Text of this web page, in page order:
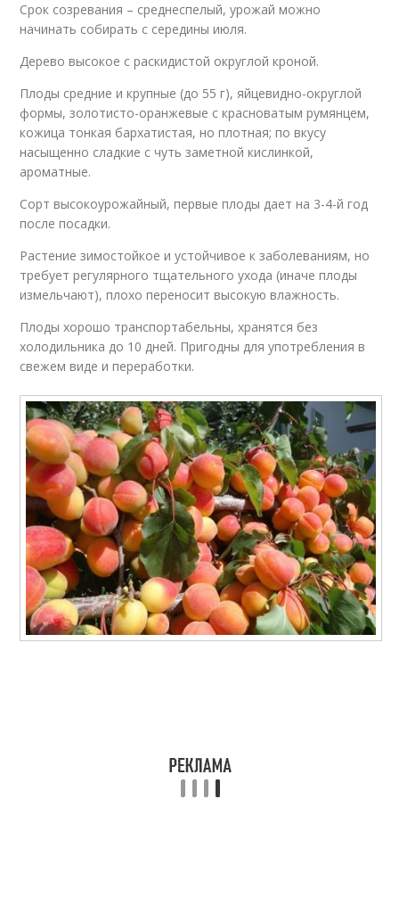
Срок созревания – среднеспелый, урожай можно
начинать собирать с середины июля.
Дерево высокое с раскидистой округлой кроной.
Плоды средние и крупные (до 55 г), яйцевидно-округлой
формы, золотисто-оранжевые с красноватым румянцем,
кожица тонкая бархатистая, но плотная; по вкусу
насыщенно сладкие с чуть заметной кислинкой,
ароматные.
Сорт высокоурожайный, первые плоды дает на 3-4-й год
после посадки.
Растение зимостойкое и устойчивое к заболеваниям, но
требует регулярного тщательного ухода (иначе плоды
измельчают), плохо переносит высокую влажность.
Плоды хорошо транспортабельны, хранятся без
холодильника до 10 дней. Пригодны для употребления в
свежем виде и переработки.